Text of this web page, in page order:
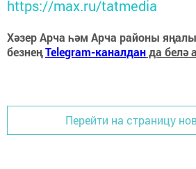
https://max.ru/tatmedia
Хәзер Арча һәм Арча районы
безнеңTelegram-каналданда белә
Перейти на страницу